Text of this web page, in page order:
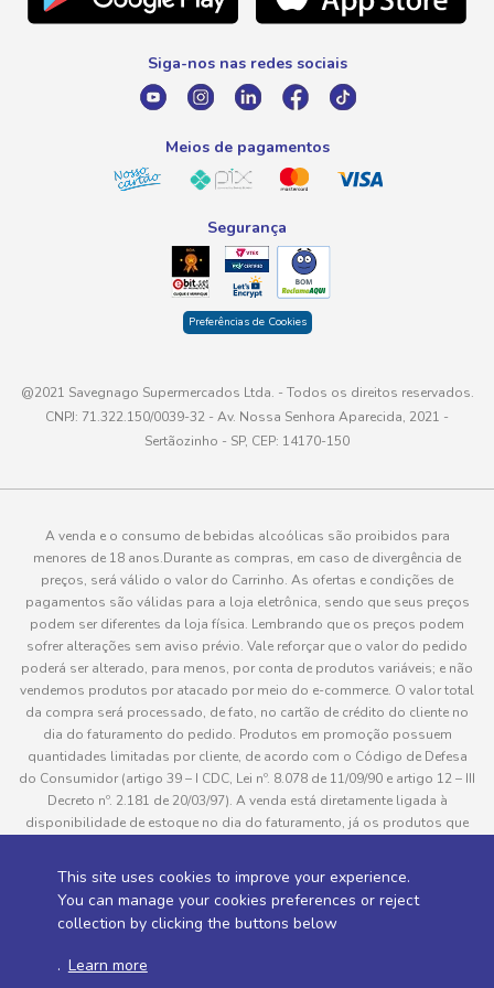
This site uses cookies to improve your experience.
You can manage your cookies preferences or reject
collection by clicking the buttons below
. Learn more
0800 016 6680
atendimento@savegnago.com.br
Siga-nos nas redes sociais
Meios de pagamentos
Segurança
Preferências de Cookies
@2021 Savegnago Supermercados Ltda. - Todos os direitos reservados.
CNPJ: 71.322.150/0039-32 - Av. Nossa Senhora Aparecida, 2021 -
Sertãozinho - SP, CEP: 14170-150
A venda e o consumo de bebidas alcoólicas são proibidos para
menores de 18 anos.Durante as compras, em caso de divergência de
preços, será válido o valor do Carrinho. As ofertas e condições de
pagamentos são válidas para a loja eletrônica, sendo que seus preços
podem ser diferentes da loja física. Lembrando que os preços podem
sofrer alterações sem aviso prévio. Vale reforçar que o valor do pedido
poderá ser alterado, para menos, por conta de produtos variáveis; e não
vendemos produtos por atacado por meio do e-commerce. O valor total
da compra será processado, de fato, no cartão de crédito do cliente no
dia do faturamento do pedido. Produtos em promoção possuem
quantidades limitadas por cliente, de acordo com o Código de Defesa
do Consumidor (artigo 39 – I CDC, Lei nº. 8.078 de 11/09/90 e artigo 12 – III
Decreto nº. 2.181 de 20/03/97). A venda está diretamente ligada à
disponibilidade de estoque no dia do faturamento, já os produtos que
pedido do cliente, este não será entregue e o valor do item não será
cobrado. As fotos dos produtos no site são ilustrativas, podendo haver
divergência com o produto real e todos os pedidos estão sujeitos à
consultadas em “Política de Entregas”